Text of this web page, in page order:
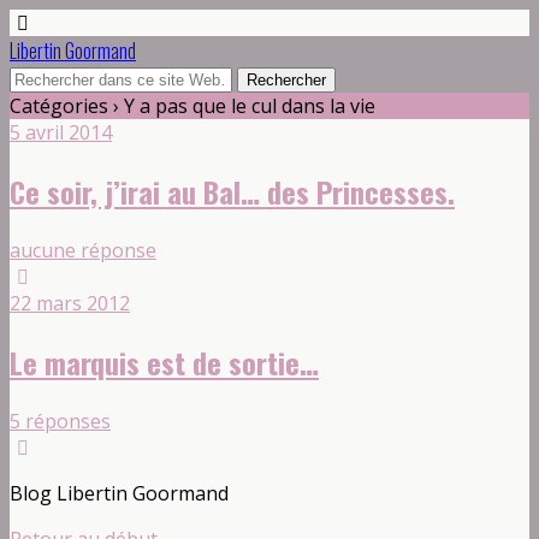
Libertin Goormand
Catégories › Y a pas que le cul dans la vie
5 avril 2014
Ce soir, j’irai au Bal… des Princesses.
aucune réponse
22 mars 2012
Le marquis est de sortie…
5 réponses
Blog Libertin Goormand